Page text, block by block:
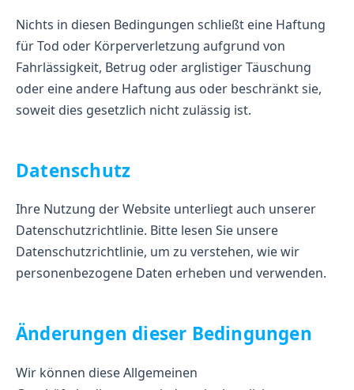
Nichts in diesen Bedingungen schließt eine Haftung
für Tod oder Körperverletzung aufgrund von
Fahrlässigkeit, Betrug oder arglistiger Täuschung
oder eine andere Haftung aus oder beschränkt sie,
soweit dies gesetzlich nicht zulässig ist.
Datenschutz
Ihre Nutzung der Website unterliegt auch unserer
Datenschutzrichtlinie. Bitte lesen Sie unsere
Datenschutzrichtlinie, um zu verstehen, wie wir
personenbezogene Daten erheben und verwenden.
Änderungen dieser Bedingungen
Wir können diese Allgemeinen